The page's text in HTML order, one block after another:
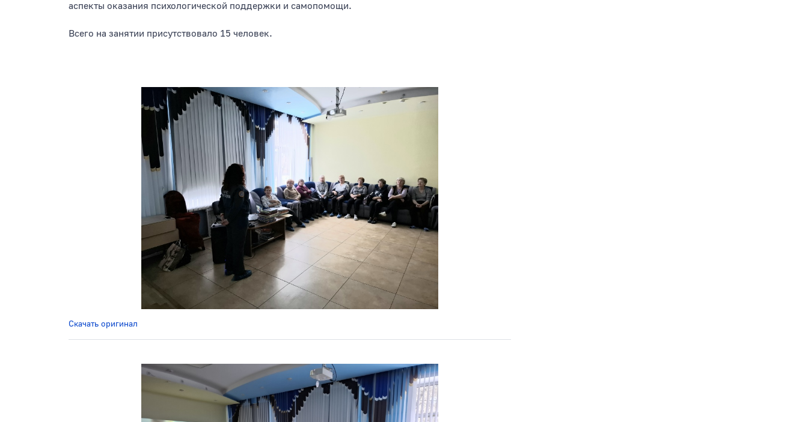
аспекты оказания психологической поддержки и самопомощи.
Всего на занятии присутствовало 15 человек.
Скачать оригинал